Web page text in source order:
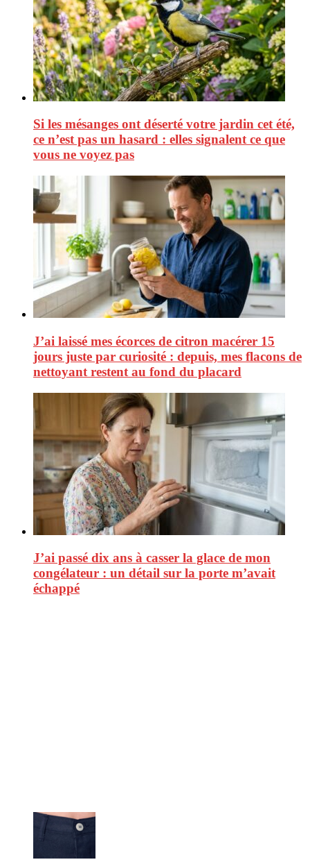
Si les mésanges ont déserté votre jardin cet été,
ce n’est pas un hasard : elles signalent ce que
vous ne voyez pas
J’ai laissé mes écorces de citron macérer 15
jours juste par curiosité : depuis, mes flacons de
nettoyant restent au fond du placard
J’ai passé dix ans à casser la glace de mon
congélateur : un détail sur la porte m’avait
échappé